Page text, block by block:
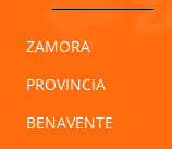
ZAMORA
PROVINCIA
BENAVENTE